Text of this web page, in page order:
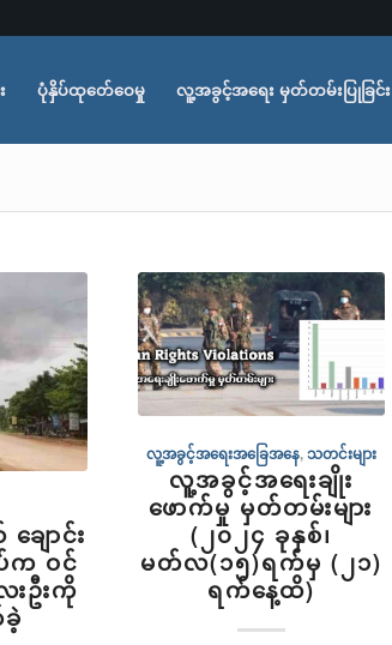
ပုံနှိပ်ထုတ်ေဝေမှု လူ့အခွင့်အရေး မှတ်တမ်းပြုခြင်း
ောင်း
က ဝင်
းဦးကို
လူ့အခွင့်အရေးအခြေအနေ,သတင်းများ
လူ့အခွင့်အရေးချိုး
ဖောက်မှု မှတ်တမ်းများ
(၂၀၂၄ ခုနှစ်၊
မတ်လ(၁၅)ရက်မှ (၂၁)
ရက်နေ့ထိ)